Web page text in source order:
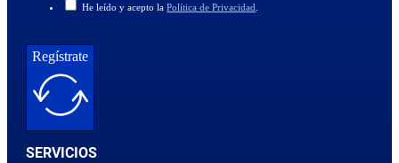
He leído y acepto laPolítica de Privacidad
Regístrate
SERVICIOS